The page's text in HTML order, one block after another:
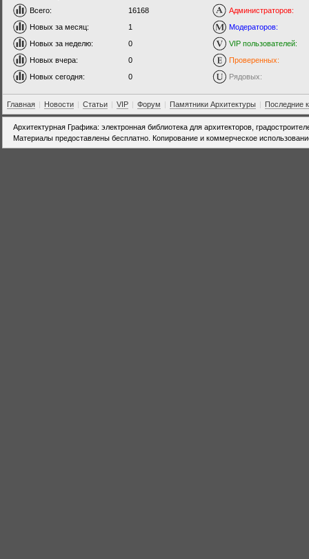
Всего:
16168
Новых за месяц:
1
Новых за неделю:
0
Новых вчера:
0
Новых сегодня:
0
Администраторов:
Модераторов:
VIP пользователей:
Проверенных:
Рядовых:
Главная | Новости | Статьи | VIP | Форум | Памятники Архитектуры | Последние
Архитектурная Графика: электронная библиотека для архитекторов,
Материалы предоставлены бесплатно. Копирование и коммерческое